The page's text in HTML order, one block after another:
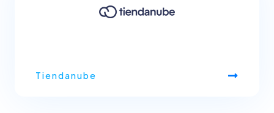
Tiendanube